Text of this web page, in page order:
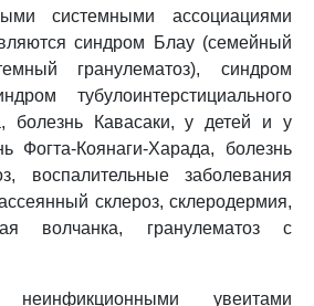
системными ассоциациями
синдром Блау (семейный
гранулематоз), синдром
тубулоинтерстициального
болезнь Кавасаки, у детей и у
Фогта-Коянаги-Харада, болезнь
воспалительные заболевания
склероз, склеродермия,
волчанка, гранулематоз с
неинфикционными увеитами